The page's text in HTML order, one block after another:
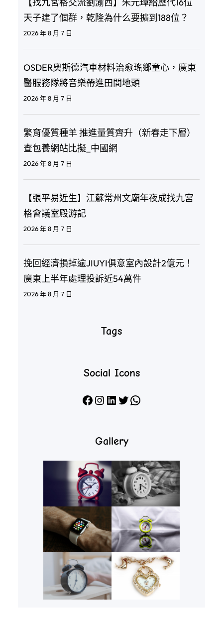
天子建了個群，乾隆為什么要擴到188位？
2026 年 8 月 7 日
OSDER奧斯德汽車材料治愈瑤鄉童心，廣東
醫服務隊將音樂帶進田間地頭
2026 年 8 月 7 日
繁育優質種羊 推進量質齊升（新春走下層）
查包養網站比擬_中國網
2026 年 8 月 7 日
【張平易近生】江蘇常州文廟年夜成找九宮
格會議室殿游記
2026 年 8 月 7 日
挽回經濟損掉逾JIUYI俱意室內設計2億元！
廣東上半年處理投訴近54萬件
2026 年 8 月 7 日
Tags
Social Icons
Facebook Instagram LinkedIn X WhatsApp
Gallery